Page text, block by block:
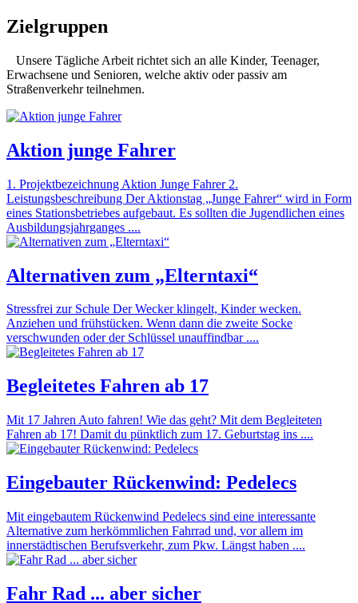
Zielgruppen
Unsere Tägliche Arbeit richtet sich an alle Kinder, Teenager,
Erwachsene und Senioren, welche aktiv oder passiv am
Straßenverkehr teilnehmen.
Aktion junge Fahrer
1. Projektbezeichnung Aktion Junge Fahrer 2.
Leistungsbeschreibung Der Aktionstag „Junge Fahrer“ wird in Form
eines Stationsbetriebes aufgebaut. Es sollten die Jugendlichen eines
Ausbildungsjahrganges ....
Alternativen zum „Elterntaxi“
Stressfrei zur Schule Der Wecker klingelt, Kinder wecken.
Anziehen und frühstücken. Wenn dann die zweite Socke
verschwunden oder der Schlüssel unauffindbar ....
Begleitetes Fahren ab 17
Mit 17 Jahren Auto fahren! Wie das geht? Mit dem Begleiteten
Fahren ab 17! Damit du pünktlich zum 17. Geburtstag ins ....
Eingebauter Rückenwind: Pedelecs
Mit eingebautem Rückenwind Pedelecs sind eine interessante
Alternative zum herkömmlichen Fahrrad und, vor allem im
innerstädtischen Berufsverkehr, zum Pkw. Längst haben ....
Fahr Rad ... aber sicher